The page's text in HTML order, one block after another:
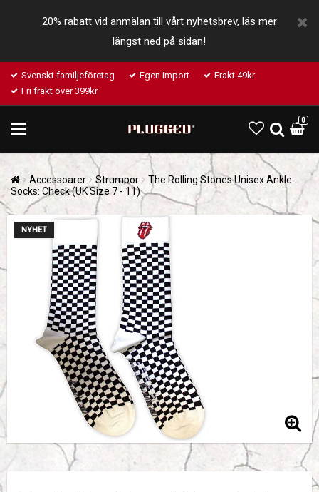
20% rabatt vid anmälan till vårt nyhetsbrev, läs mer
längst ned på sidan!
Svenskt familjeföretag Egen import
Frakt 49kr
Fri frakt över 399kr
0
Accessoarer Strumpor
The Rolling Stones Unisex Ankle
Socks: Check (UK Size 7 - 11)
NYHET